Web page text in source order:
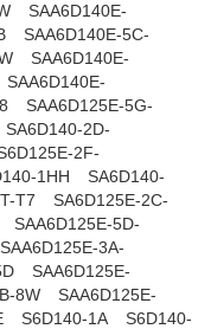
SAA6D140E-
SAA6D140E-5C-
SAA6D140E-
SAA6D140E-
SAA6D125E-5G-
SA6D140-2D-
2F-
1HH
SA6D140-
T7
SA6D125E-2C-
SAA6D125E-5D-
SAA6D125E-3A-
SAA6D125E-
8W
SAA6D125E-
S6D140-1A
S6D140-